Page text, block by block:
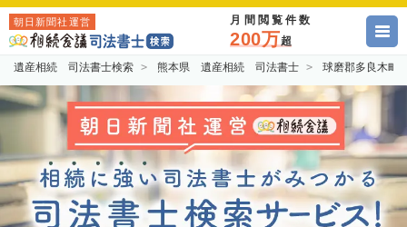
朝日新聞社運営 月間閲覧件数
200万超
遺産相続 司法書士検索 熊本県 遺産相続 司法書士 球磨郡多良木